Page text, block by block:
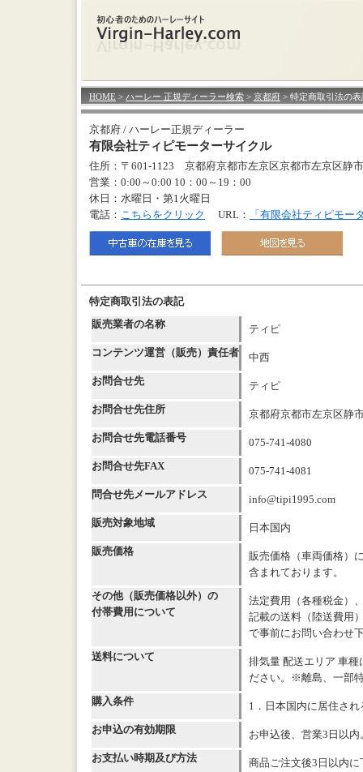
HOME > ハーレー 正規ディーラー検索 > 京都府 > 特定商取引法の表
京都府 / ハーレー正規ディーラー
有限会社ティピモーターサイクル
住所：〒601-1123 京都府京都市左京区京都市左京区静
営業：0:00～0:00 10：00～19：00
休日：水曜日・第1火曜日
電話： こちらをクリック URL： 「有限会社ティピモー
特定商取引法の表記
販売業者の名称
ティピ
コンテンツ運営（販売）責任者
中西
お問合せ先
ティピ
お問合せ先住所
京都府京都市左京区静
お問合せ先電話番号
075-741-4080
お問合せ先FAX
075-741-4081
問合せ先メールアドレス
info@tipi1995.com
販売対象地域
日本国内
販売価格
販売価格（車両価格）
含まれております。
その他（販売価格以外）の
付帯費用について
法定費用（各種税金）
記載の送料（陸送費用
で事前にお問い合わせ
送料について
排気量 配送エリア 車
ださい。※離島、一部
購入条件
1．日本国内に居住さ
お申込の有効期限
お申込後、営業3日以内
お支払い時期及び方法
商品ご注文後3日以内